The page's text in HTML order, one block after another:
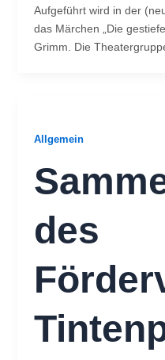
Aufgeführt wird in der
das Märchen „Die
Grimm. Die
Allgemein
des